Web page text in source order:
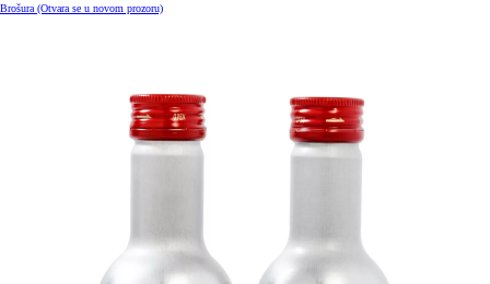
Brošura(Otvara se u novom prozoru)